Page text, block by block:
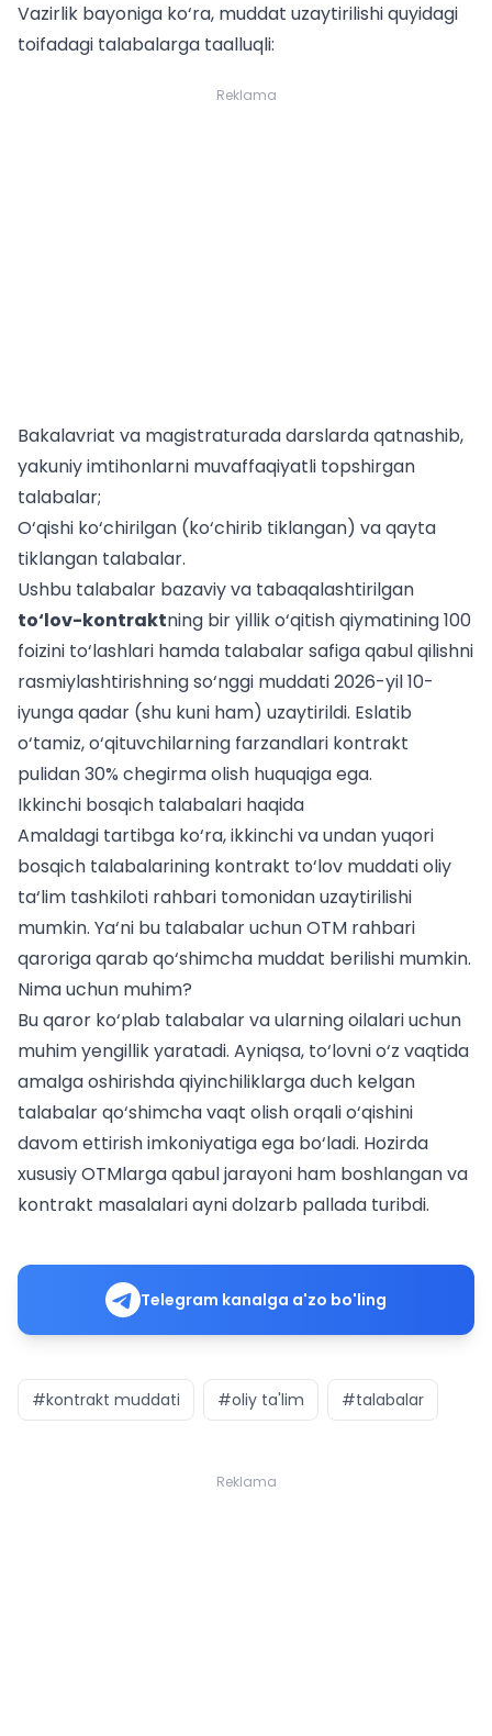
Vazirlik bayoniga ko‘ra, muddat uzaytirilishi quyidagi
toifadagi talabalarga taalluqli:
Reklama
Bakalavriat va magistraturada darslarda qatnashib,
yakuniy imtihonlarni muvaffaqiyatli topshirgan
talabalar;
O‘qishi ko‘chirilgan (ko‘chirib tiklangan) va qayta
tiklangan talabalar.
Ushbu talabalar bazaviy va tabaqalashtirilgan
to‘lov-kontraktning bir yillik o‘qitish qiymatining 100
foizini to‘lashlari hamda talabalar safiga qabul qilishni
rasmiylashtirishning so‘nggi muddati 2026-yil 10-
iyunga qadar (shu kuni ham) uzaytirildi. Eslatib
o‘tamiz,o‘qituvchilarning farzandlari kontrakt
pulidan 30% chegirma olish huquqiga ega.
Ikkinchi bosqich talabalari haqida
Amaldagi tartibga ko‘ra, ikkinchi va undan yuqori
bosqich talabalarining kontrakt to‘lov muddati oliy
ta‘lim tashkiloti rahbari tomonidan uzaytirilishi
mumkin. Ya‘ni bu talabalar uchun OTM rahbari
qaroriga qarab qo‘shimcha muddat berilishi mumkin.
Nima uchun muhim?
Bu qaror ko‘plab talabalar va ularning oilalari uchun
muhim yengillik yaratadi. Ayniqsa, to‘lovni o‘z vaqtida
amalga oshirishda qiyinchiliklarga duch kelgan
talabalar qo‘shimcha vaqt olish orqali o‘qishini
davom ettirish imkoniyatiga ega bo‘ladi. Hozirda
xususiy OTMlarga qabul jarayoni ham boshlanganva
kontrakt masalalari ayni dolzarb pallada turibdi.
Telegram kanalga a'zo bo'ling
#kontrakt muddati #oliy ta'lim #talabalar
Reklama